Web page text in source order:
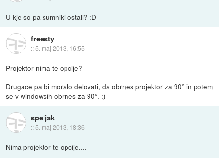
U kje so pa sumniki ostali? :D
freesty
::5. maj 2013, 16:55
Projektor nima te opcije?
Drugace pa bi moralo delovati, da obrnes projektor za 90° in potem
se v windowsih obrnes za 90°. :)
speljak
:: 5. maj 2013, 18:36
Nima projektor te opcije....